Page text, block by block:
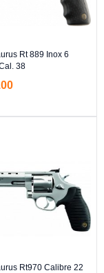
Rt 889 Inox 6
38
Rt970 Calibre 22